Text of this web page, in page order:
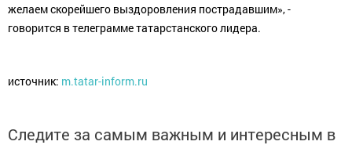
желаем скорейшего выздоровления пострадавшим», -
говорится в телеграмме татарстанского лидера.
источник: m.tatar-inform.ru
Следите за самым важным и интересным в